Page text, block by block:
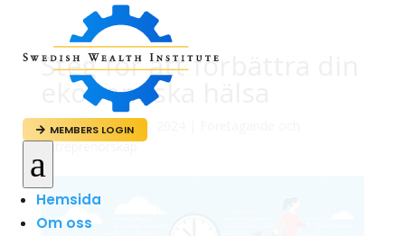
 MEMBERS LOGIN
a
Hemsida
Om oss
Steg för att förbättra din
ekonomiska hälsa
avadmin|maj 26, 2024
Entreprenörskap